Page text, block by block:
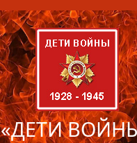
«ДЕТИ